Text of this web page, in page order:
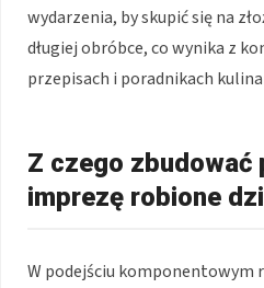
wydarzenia, by skupić się na
długiej obróbce, co wynika z
przepisach i poradnikach
Z czego zbudować
imprezę robione
W podejściu komponentowym